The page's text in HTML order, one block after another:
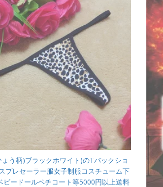
ょう柄)ブラックホワイト)のTバックショ
プレセーラー服女子制服コスチューム下
ビードールペチコート等5000円以上送料